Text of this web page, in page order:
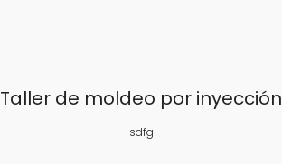
Taller de moldeo por inyección
sdfg